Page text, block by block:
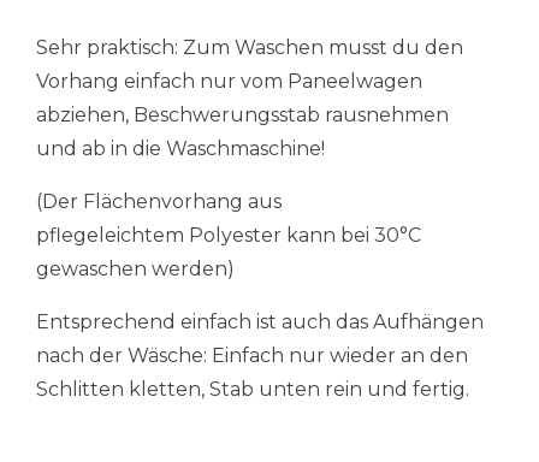
Sehr praktisch: Zum Waschen musst du den
Vorhang einfach nur vom Paneelwagen
abziehen, Beschwerungsstab rausnehmen
und ab in die Waschmaschine!
(Der Flächenvorhang aus
pflegeleichtem Polyester kann bei 30°C
gewaschen werden)
Entsprechend einfach ist auch das Aufhängen
nach der Wäsche: Einfach nur wieder an den
Schlitten kletten, Stab unten rein und fertig.